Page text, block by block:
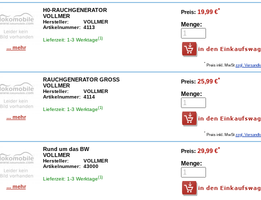
... mehr
H0-RAUCHGENERATOR
VOLLMER
Hersteller:
VOLLMER
Artikelnummer: 4113
Lieferzeit: 1-3 Werktage(1)
Preis: 19,99 €*
Menge:
* Preis inkl. MwSt zzgl.
... mehr
RAUCHGENERATOR GROSS
VOLLMER
Hersteller:
VOLLMER
Artikelnummer: 4114
Lieferzeit: 1-3 Werktage(1)
Preis: 25,99 €*
Menge:
* Preis inkl. MwSt zzgl.
... mehr
Rund um das BW
VOLLMER
Hersteller:
VOLLMER
Artikelnummer: 43000
Lieferzeit: 1-3 Werktage(1)
Preis: 29,99 €*
Menge: